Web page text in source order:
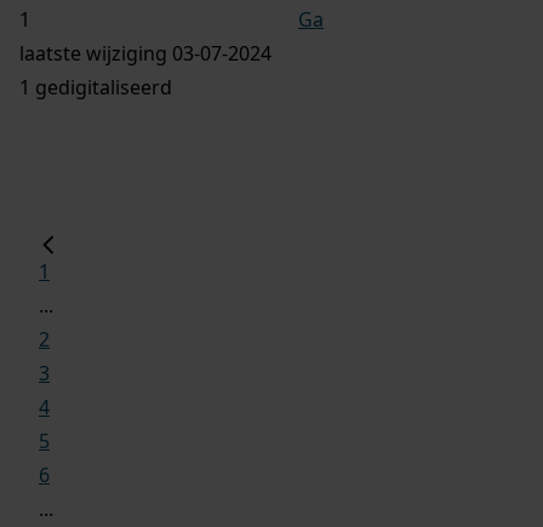
Ga
laatste wijziging 03-07-2024
1 gedigitaliseerd
1
...
2
3
4
5
6
...